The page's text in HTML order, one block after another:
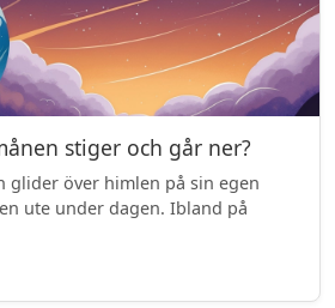
stiger och går ner?
glider över himlen på sin egen
ute under dagen. Ibland på